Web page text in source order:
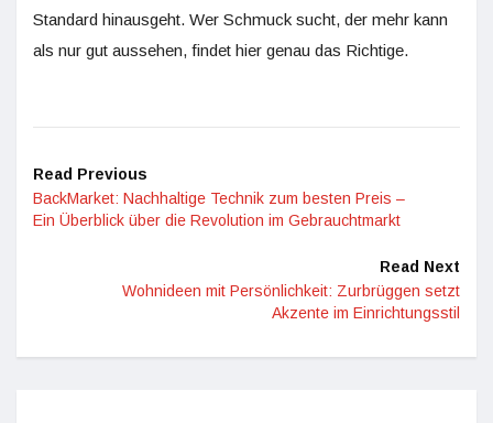
Standard hinausgeht. Wer Schmuck sucht, der mehr kann
als nur gut aussehen, findet hier genau das Richtige.
Read Previous
BackMarket: Nachhaltige Technik zum besten Preis –
Ein Überblick über die Revolution im Gebrauchtmarkt
Read Next
Wohnideen mit Persönlichkeit: Zurbrüggen setzt
Akzente im Einrichtungsstil